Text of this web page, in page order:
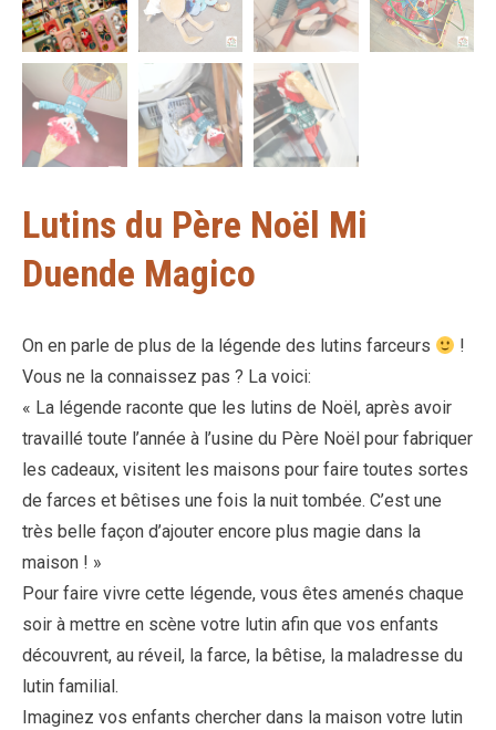
Lutins du Père Noël Mi
Duende Magico
On en parle de plus de la légende des lutins farceurs
!
Vous ne la connaissez pas ? La voici:
« La légende raconte que les lutins de Noël, après avoir
travaillé toute l’année à l’usine du Père Noël pour fabriquer
les cadeaux, visitent les maisons pour faire toutes sortes
de farces et bêtises une fois la nuit tombée. C’est une
très belle façon d’ajouter encore plus magie dans la
maison ! »
Pour faire vivre cette légende, vous êtes amenés chaque
soir à mettre en scène votre lutin afin que vos enfants
découvrent, au réveil, la farce, la bêtise, la maladresse du
lutin familial.
Imaginez vos enfants chercher dans la maison votre lutin